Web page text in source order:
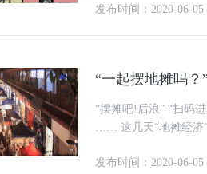
发布时间：2020-06-05
“一起摆地摊吗？”
“摆摊吧!后浪” “扫码进入地摊资源对接群” “错过了淘宝，错过了微商，不能再错过地摊”
…… 这几天“地摊经济”刷屏，起因是5月28日两会闭幕，总理在回答记者有关就业问题时
发布时间：2020-06-05